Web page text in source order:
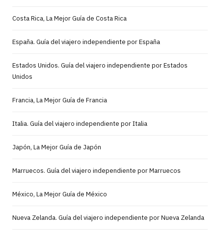
Costa Rica, La Mejor Guía de Costa Rica
España. Guía del viajero independiente por España
Estados Unidos. Guía del viajero independiente por Estados
Unidos
Francia, La Mejor Guía de Francia
Italia. Guía del viajero independiente por Italia
Japón, La Mejor Guía de Japón
Marruecos. Guía del viajero independiente por Marruecos
México, La Mejor Guía de México
Nueva Zelanda. Guía del viajero independiente por Nueva Zelanda